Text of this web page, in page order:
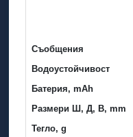
Съобщения
Водоустойчивост
Батерия, mAh
Размери Ш, Д, В, mm
Тегло, g